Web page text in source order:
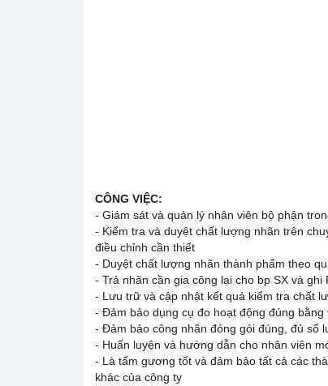
CÔNG VIỆC:
- Giám sát và quản lý nhân viên bộ phận
- Kiểm tra và duyệt chất lượng nhãn trên
điều chỉnh cần thiết
- Duyệt chất lượng nhãn thành phẩm theo
- Trả nhãn cần gia công lại cho bp SX và ghi
- Lưu trữ và cập nhật kết quả kiểm tra chất
- Đảm bảo dụng cụ đo hoạt động đúng
- Đảm bảo công nhân đóng gói đúng, đủ số
- Huấn luyện và hướng dẫn cho nhân viên
- Là tấm gương tốt và đảm bảo tất cả các
khác của công ty